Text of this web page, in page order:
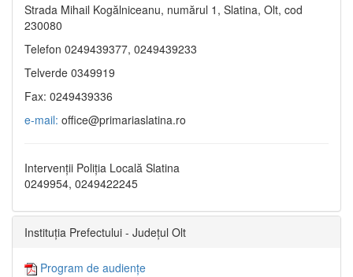
Strada Mihail Kogălniceanu, numărul 1, Slatina, Olt, cod
230080
Telefon 0249439377, 0249439233
Telverde 0349919
Fax: 0249439336
e-mail: office@primariaslatina.ro
Intervenții Poliția Locală Slatina
0249954, 0249422245
Instituția Prefectului - Județul Olt
Program de audiențe